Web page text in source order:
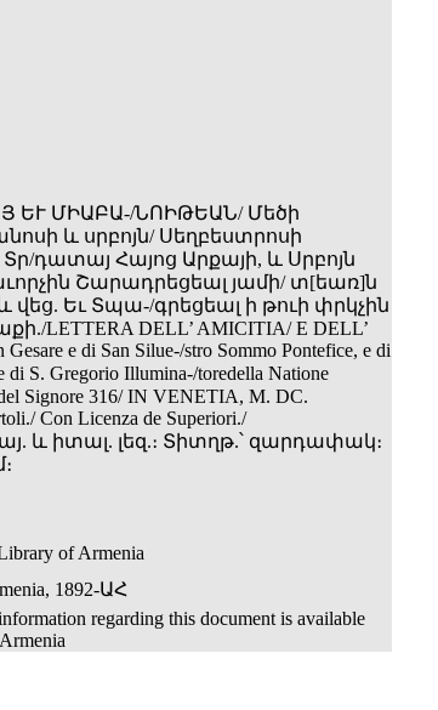
ԵՒ ՄԻԱԲԱ-/ՆՈԻԹԵԱՆ/ Մեծի
և սրբոյն/ Սեղբեստրոսի
դատայ Հայոց Արքայի, և Սրբոյն
Շարադրեցեալ յամի/ տ[եառ]ն
Եւ Տպա-/գրեցեալ ի թուի փրկչին
LETTERA DELL’ AMICITIA/ E DELL’
e di San Silue-/stro Sommo Pontefice, e di
di S. Gregorio Illumina-/toredella Natione
Signore 316/ IN VENETIA, M. DC.
Con Licenza de Superiori./
և իտալ. լեզ.։ Տիտղթ.՝ զարդափակ։
of Armenia
1892-ԱՀ
regarding this document is available